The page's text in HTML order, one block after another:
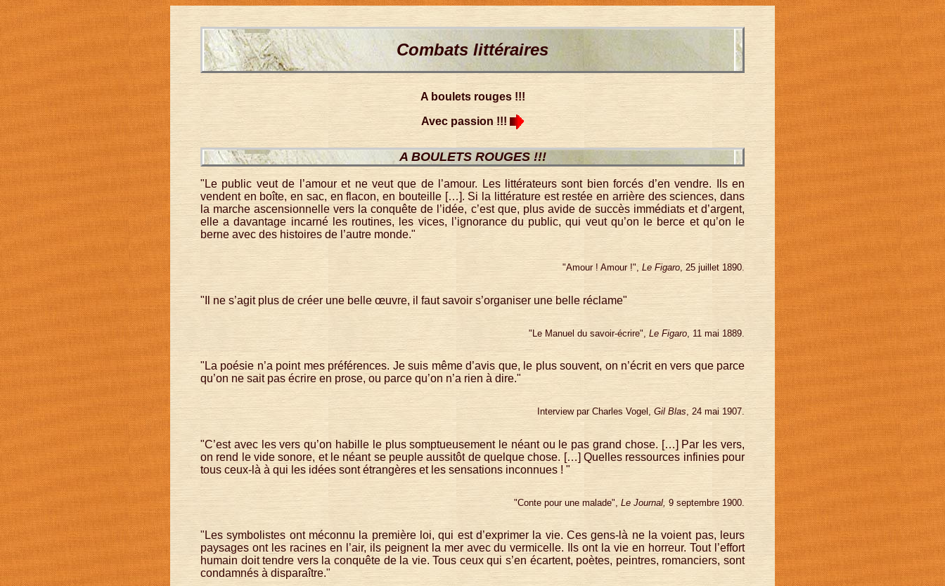
Combats littéraires
A boulets rouges !!!
Avec passion !!!
A BOULETS ROUGES !!!
"Le public veut de l’amour et ne veut que de l’amour. Les littérateurs sont bien forcés d’en vendre. Ils en
vendent en boîte, en sac, en flacon, en bouteille […]. Si la littérature est restée en arrière des sciences, dans
la marche ascensionnelle vers la conquête de l’idée, c’est que, plus avide de succès immédiats et d’argent,
elle a davantage incarné les routines, les vices, l’ignorance du public, qui veut qu’on le berce et qu’on le
berne avec des histoires de l’autre monde."
"Amour ! Amour !", Le Figaro, 25 juillet 1890.
"Il ne s’agit plus de créer une belle œuvre, il faut savoir s’organiser une belle réclame"
"Le Manuel du savoir-écrire", Le Figaro , 11 mai 1889.
"La poésie n’a point mes préférences. Je suis même d’avis que, le plus souvent, on n’écrit en vers que parce
qu’on ne sait pas écrire en prose, ou parce qu’on n’a rien à dire."
Interview par Charles Vogel, Gil Blas, 24 mai 1907.
"C’est avec les vers qu’on habille le plus somptueusement le néant ou le pas grand chose. […] Par les vers,
on rend le vide sonore, et le néant se peuple aussitôt de quelque chose. […] Quelles ressources infinies pour
tous ceux-là à qui les idées sont étrangères et les sensations inconnues ! "
"Conte pour une malade", Le Journal, 9 septembre 1900.
"Les symbolistes ont méconnu la première loi, qui est d’exprimer la vie. Ces gens-là ne la voient pas, leurs
paysages ont les racines en l’air, ils peignent la mer avec du vermicelle. Ils ont la vie en horreur. Tout l’effort
humain doit tendre vers la conquête de la vie. Tous ceux qui s’en écartent, poètes, peintres, romanciers, sont
condamnés à disparaître."